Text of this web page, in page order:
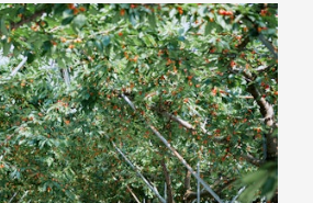
TikTok